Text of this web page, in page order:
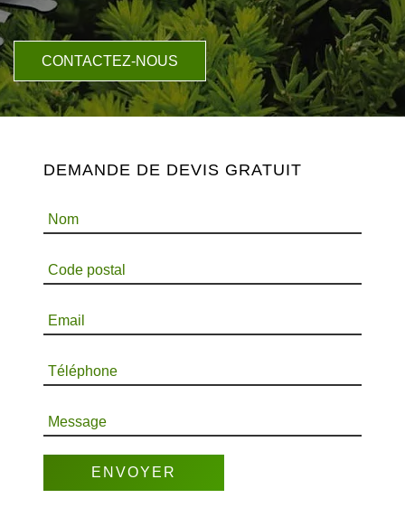
CONTACTEZ-NOUS
DEMANDE DE DEVIS GRATUIT
Nom
Code postal
Email
Téléphone
Message